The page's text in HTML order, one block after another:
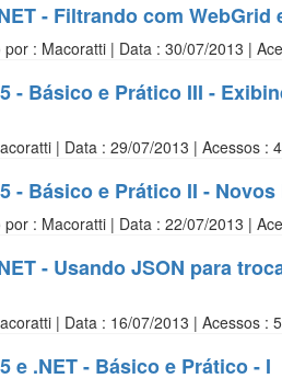
- Filtrando com
por : Macoratti | Data : 30/07/2013 |
- Básico e Prático III -
| Data : 29/07/2013 | Acessos :
- Básico e Prático II -
por : Macoratti | Data : 22/07/2013 |
- Usando JSON para
| Data : 16/07/2013 | Acessos :
e .NET - Básico e Prático - I